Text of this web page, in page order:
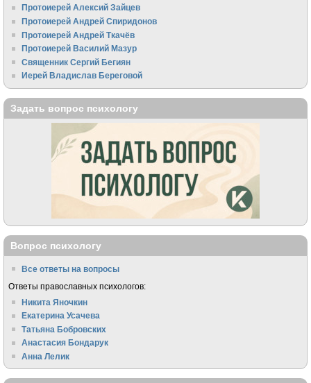
Протоиерей Алексий Зайцев
Протоиерей Андрей Спиридонов
Протоиерей Андрей Ткачёв
Протоиерей Василий Мазур
Священник Сергий Бегиян
Иерей Владислав Береговой
Задать вопрос психологу
Вопрос психологу
Все ответы на вопросы
Ответы православных психологов:
Никита Яночкин
Екатерина Усачева
Татьяна Бобровских
Анастасия Бондарук
Анна Лелик